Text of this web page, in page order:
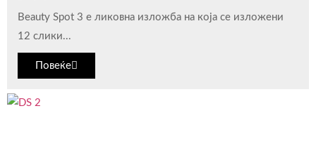
Beauty Spot 3 е ликовна изложба на која се изложени
12 слики...
Повеќе